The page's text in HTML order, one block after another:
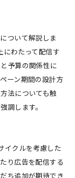
ついて解説しま
にわたって配信す
予算の関係性に
ーン期間の設計方
法についても触
調します。
イクルを考慮した
り広告を配信する
ち追加が期待でき